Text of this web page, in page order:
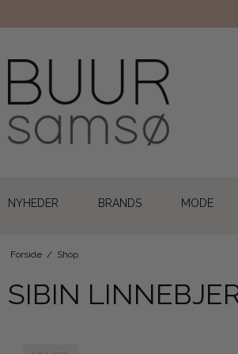
NYHEDER BRANDS MODE
Forside / Shop
SIBIN